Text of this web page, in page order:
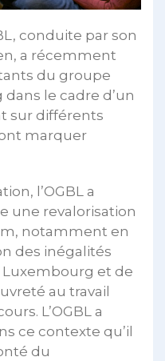
conduite par son
a récemment
du groupe
le cadre d’un
sur différents
marquer
l’OGBL a
une revalorisation
notamment en
des inégalités
et de
au travail
L’OGBL a
ce contexte qu’il
du